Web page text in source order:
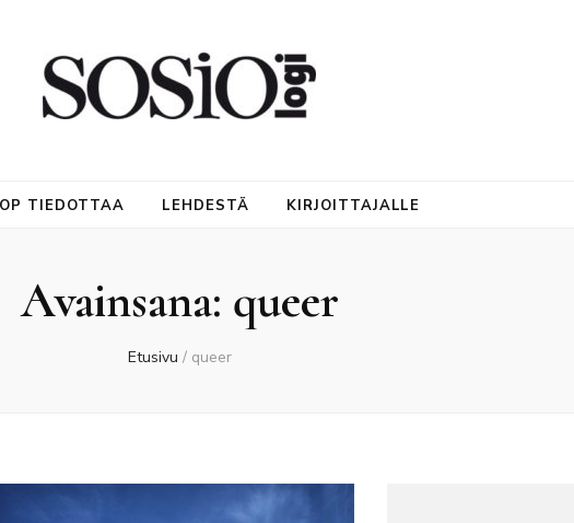
TIEDOTTAA LEHDESTÄ KIRJOITTAJALLE
Avainsana: queer
Etusivu / queer